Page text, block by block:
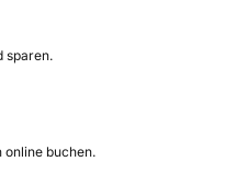
sparen.
buchen.